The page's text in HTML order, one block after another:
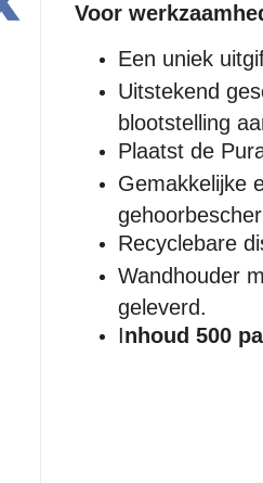
Voor
Een uniek
Uitstekend
blootstelling
Plaatst de
Gemakkelijke
Recyclebare
Wandhouder
geleverd.
Inhoud 500